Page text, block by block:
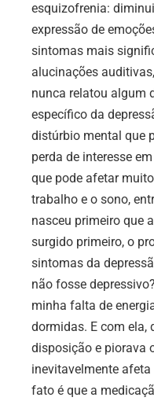
esquizofrenia:
expressão de
sintomas mais
alucinações
nunca relatou algum
específico da
distúrbio mental que
perda de interesse
que pode afetar
trabalho e o sono,
nasceu primeiro que
surgido primeiro, o
sintomas da
não fosse
minha falta de
dormidas. E com
disposição e piorava
inevitavelmente afeta
fato é que a